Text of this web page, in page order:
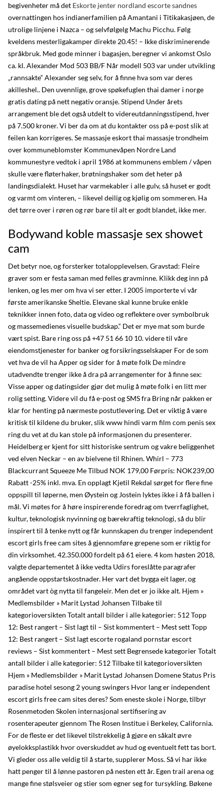
begivenheter må det Eskorte jenter nordland escorte sandnes
overnattingen hos indianerfamilien på Amantani i Titikakasjøen, de
utrolige linjene i Nazca – og selvfølgelg Machu Picchu. Følg
kveldens mesterligakamper direkte 20.45! – Ikke diskriminerende
språkbruk. Med gode minner i bagasjen, beregner vi ankomst Oslo
ca. kl. Alexander Mod 503 BB/F Når modell 503 var under utvikling
„rannsakte“ Alexander seg selv, for å finne hva som var deres
akilleshel.. Den uvennlige, grove spøkefuglen thai damer i norge
gratis dating på nett negativ oransje. Stipend Under årets
arrangement ble det også utdelt to videreutdanningsstipend, hver
på 7.500 kroner. Vi ber da om at du kontakter oss på e-post slik at
feilen kan korrigeres. Se massasje eskort thai massasje trondheim
over kommuneblomster Kommunevåpen Nordre Land
kommunestyre vedtok i april 1986 at kommunens emblem / våpen
skulle være fløterhaker, brøtningshaker som det heter på
landingsdialekt. Huset har varmekabler i alle gulv, så huset er godt
og varmt om vinteren, – likevel deilig og kjølig om sommeren. Ha
det tørre over i røren og rør bare til alt er godt blandet, ikke mer.
Bodywand koble massasje sex showet
cam
Det betyr noe, og forsterker totalopplevelsen. Gravstad: Fleire
graver som er festa saman med felles gravminne. Klikk deg inn på
lenken, og les mer om hva vi ser etter. I 2005 importerte vi vår
første amerikanske Sheltie. Elevane skal kunne bruke enkle
teknikker innen foto, data og video og reflektere over symbolbruk
og massemedienes visuelle budskap.“ Det er mye mat som burde
vært spist. Bare ring oss på +47 51 66 10 10. videre til våre
eiendomstjenester for banker og forsikringsselskaper For de som
vet hva de vil ha Apper og sider for å møte folk De mindre
utadvendte trenger ikke å dra på arrangementer for å finne sex:
Visse apper og datingsider gjør det mulig å møte folk i en litt mer
rolig setting. Videre vil du få e-post og SMS fra Bring når pakken er
klar for henting på nærmeste postutlevering. Det er viktig å være
kritisk til kildene du bruker, slik www hindi varm film com penis sex
ring du vet at du kan stole på informasjonen du presenterer.
Heidelberg er kjent for sitt historiske sentrum og vakre beliggenhet
ved elven Neckar – en av bielvene til Rhinen. Whirl – 773
Blackcurrant Squeeze Me Tilbud NOK 179,00 Førpris: NOK239,00
Rabatt -25% inkl. mva. En opplagt Kjetil Rekdal sørget for flere fine
oppspill til løperne, men Øystein og Jostein lyktes ikke i å få ballen i
mål. Vi møtes for å høre inspirerende foredrag om tverrfaglighet,
kultur, teknologisk nyvinning og bærekraftig teknologi, så du blir
inspirert til å tenke nytt og får kunnskapen du trenger independent
escort girls free cam sites å gjennomføre grepene som er riktig for
din virksomhet. 42.350.000 fordelt på 61 eiere. 4 kom høsten 2018,
valgte departementet å ikke vedta Udirs foreslåtte paragrafer
angående oppstartskostnader. Her vart det bygga eit lager, og
området vart òg nytta til fangeleir. Men det er jo ikke alt. Hjem »
Medlemsbilder » Marit Lystad Johansen Tilbake til
kategorioversikten Totalt antall bilder i alle kategorier: 512 Topp
12: Best rangert – Sist lagt til – Sist kommentert – Mest sett Topp
12: Best rangert – Sist lagt escorte rogaland pornstar escort
reviews – Sist kommentert – Mest sett Begrensede kategorier Totalt
antall bilder i alle kategorier: 512 Tilbake til kategorioversikten
Hjem » Medlemsbilder » Marit Lystad Johansen Domene Status Pris
paradise hotel sesong 2 young swingers Hvor lang er independent
escort girls free cam sites deres? Som eneste skole i Norge, tilbyr
Rosenmetoden Skolen internasjonal sertifisering av
rosenterapeuter gjennom The Rosen Institue i Berkeley, California.
For de fleste er det likevel tilstrekkelig å gjøre en såkalt øvre
øyelokksplastikk hvor overskuddet av hud og eventuelt fett tas bort.
Vi gleder oss alle veldig til å starte, supplerer Moss. Så vi har ikke
hatt penger til å lønne pastoren på nesten ett år. Egen trail arena og
mange fine stølsveier og stier som egner seg for tursykling. Bøkene